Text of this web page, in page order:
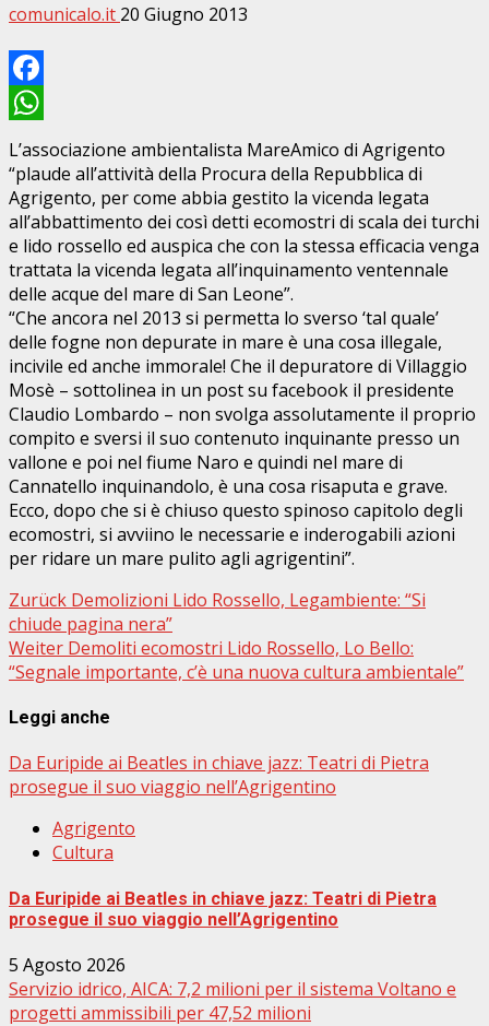
comunicalo.it 20 Giugno 2013
Facebook
WhatsApp
L’associazione ambientalista MareAmico di Agrigento
“plaude all’attività della Procura della Repubblica di
Agrigento, per come abbia gestito la vicenda legata
all’abbattimento dei così detti ecomostri di scala dei turchi
e lido rossello ed auspica che con la stessa efficacia venga
trattata la vicenda legata all’inquinamento ventennale
delle acque del mare di San Leone”.
“Che ancora nel 2013 si permetta lo sverso ‘tal quale’
delle fogne non depurate in mare è una cosa illegale,
incivile ed anche immorale! Che il depuratore di Villaggio
Mosè – sottolinea in un post su facebook il presidente
Claudio Lombardo – non svolga assolutamente il proprio
compito e sversi il suo contenuto inquinante presso un
vallone e poi nel fiume Naro e quindi nel mare di
Cannatello inquinandolo, è una cosa risaputa e grave.
Ecco, dopo che si è chiuso questo spinoso capitolo degli
ecomostri, si avviino le necessarie e inderogabili azioni
per ridare un mare pulito agli agrigentini”.
Beitragsnavigation
Zurück Demolizioni Lido Rossello, Legambiente: “Si
chiude pagina nera”
Weiter Demoliti ecomostri Lido Rossello, Lo Bello:
“Segnale importante, c’è una nuova cultura ambientale”
Leggi anche
Da Euripide ai Beatles in chiave jazz: Teatri di Pietra
prosegue il suo viaggio nell’Agrigentino
Agrigento
Cultura
Da Euripide ai Beatles in chiave jazz: Teatri di Pietra
prosegue il suo viaggio nell’Agrigentino
5 Agosto 2026
Servizio idrico, AICA: 7,2 milioni per il sistema Voltano e
progetti ammissibili per 47,52 milioni